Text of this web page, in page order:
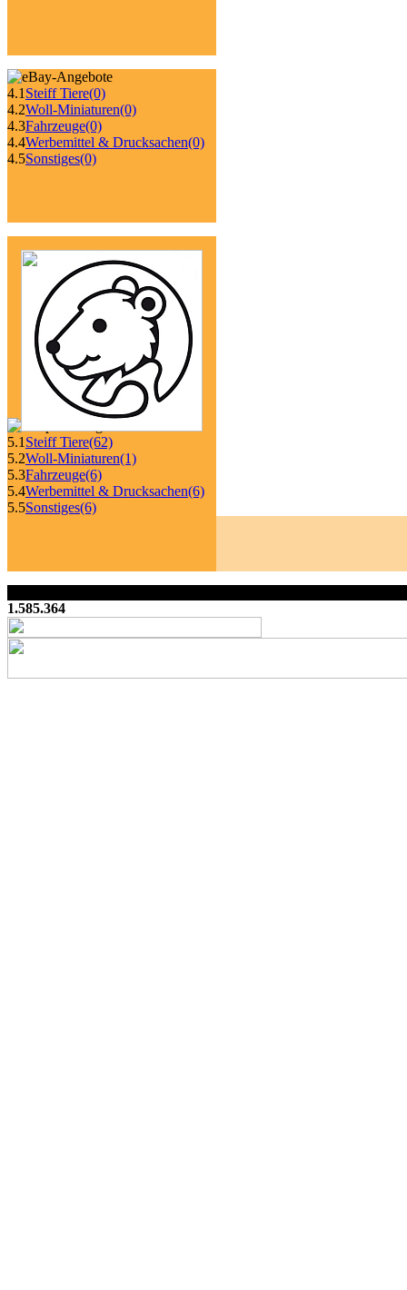
4.1 Steiff Tiere(0)
4.2Woll-Miniaturen(0)
4.3Fahrzeuge(0)
4.4Werbemittel & Drucksachen(0)
4.5Sonstiges(0)
5.1 Steiff Tiere(62)
5.2Woll-Miniaturen(1)
5.3Fahrzeuge(6)
5.4Werbemittel & Drucksachen(6)
5.5Sonstiges(6)
1.585.364